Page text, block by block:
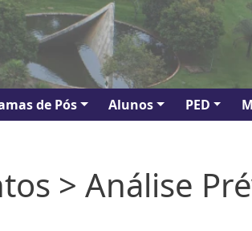
de Pós Alunos PED
> Análise